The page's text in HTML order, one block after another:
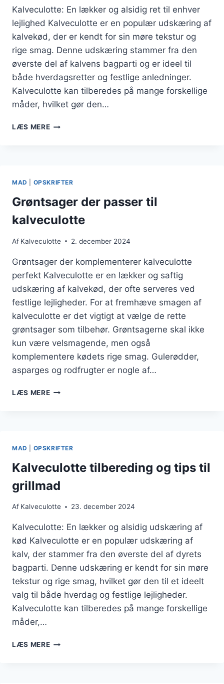
Kalveculotte: En lækker og alsidig ret til enhver
lejlighed Kalveculotte er en populær udskæring af
kalvekød, der er kendt for sin møre tekstur og
rige smag. Denne udskæring stammer fra den
øverste del af kalvens bagparti og er ideel til
både hverdagsretter og festlige anledninger.
Kalveculotte kan tilberedes på mange forskellige
måder, hvilket gør den…
LÆS MEREKALVECULOTTE
MAD OPSKRIFTER
Grøntsager der passer til
kalveculotte
Af Kalveculotte 2. december 2024
Grøntsager der komplementerer kalveculotte
perfekt Kalveculotte er en lækker og saftig
udskæring af kalvekød, der ofte serveres ved
festlige lejligheder. For at fremhæve smagen af
kalveculotte er det vigtigt at vælge de rette
grøntsager som tilbehør. Grøntsagerne skal ikke
kun være velsmagende, men også
komplementere kødets rige smag. Gulerødder,
asparges og rodfrugter er nogle af…
LÆS MEREGRØNTSAGER
MAD OPSKRIFTER
Kalveculotte tilbereding og tips til
grillmad
Af Kalveculotte 23. december 2024
Kalveculotte: En lækker og alsidig udskæring af
kød Kalveculotte er en populær udskæring af
kalv, der stammer fra den øverste del af dyrets
bagparti. Denne udskæring er kendt for sin møre
tekstur og rige smag, hvilket gør den til et ideelt
valg til både hverdag og festlige lejligheder.
Kalveculotte kan tilberedes på mange forskellige
måder,…
LÆS MEREKALVECULOTTE